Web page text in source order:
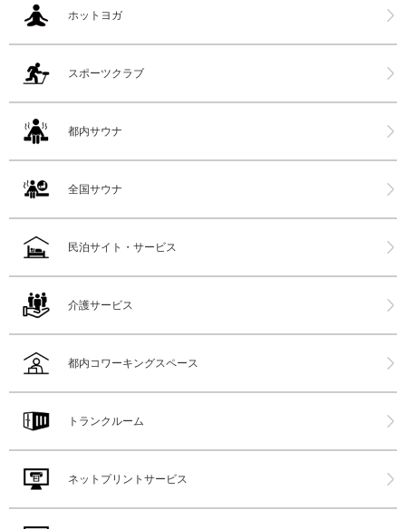
ホットヨガ
スポーツクラブ
都内サウナ
全国サウナ
民泊サイト・サービス
介護サービス
都内コワーキングスペース
トランクルーム
ネットプリントサービス